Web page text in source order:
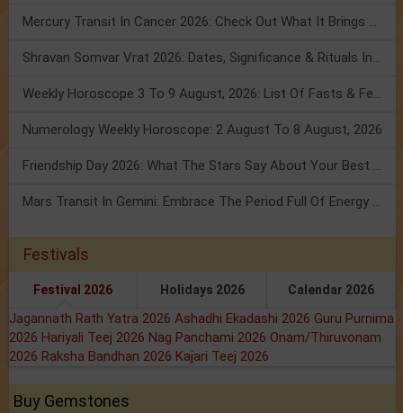
Mercury Transit In Cancer 2026: Check Out What It Brings For You
Shravan Somvar Vrat 2026: Dates, Significance & Rituals In August
Weekly Horoscope 3 To 9 August, 2026: List Of Fasts & Festivals
Numerology Weekly Horoscope: 2 August To 8 August, 2026
Friendship Day 2026: What The Stars Say About Your Best Friend!
Mars Transit In Gemini: Embrace The Period Full Of Energy & Intelligence
Festivals
Festival 2026 Holidays 2026 Calendar 2026
Jagannath Rath Yatra 2026 Ashadhi Ekadashi 2026 Guru Purnima
2026 Hariyali Teej 2026 Nag Panchami 2026 Onam/Thiruvonam
2026 Raksha Bandhan 2026 Kajari Teej 2026
Buy Gemstones